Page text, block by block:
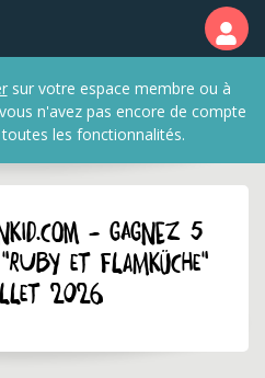
sur votre espace membre ou à
n'avez pas encore de compte
les fonctionnalités.
- Gagnez 5
et Flamküche"
2026